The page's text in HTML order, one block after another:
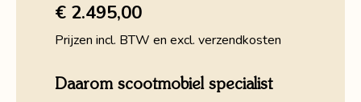
€ 2.495,00
Prijzen incl. BTW en excl. verzendkosten
Daarom scootmobiel specialist